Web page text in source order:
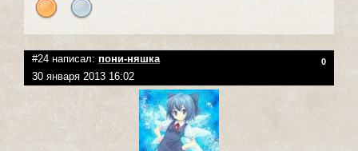
#24 написал: пони-няшка 0
30 января 2013 16:02